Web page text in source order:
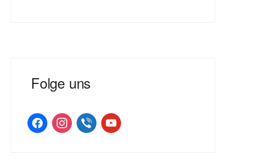
Folge uns
facebookinstagramviber youtube